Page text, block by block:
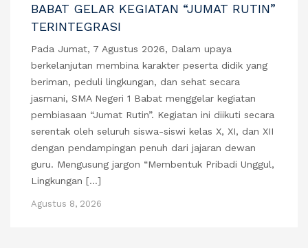
BABAT GELAR KEGIATAN “JUMAT RUTIN”
TERINTEGRASI
Pada Jumat, 7 Agustus 2026, Dalam upaya
berkelanjutan membina karakter peserta didik yang
beriman, peduli lingkungan, dan sehat secara
jasmani, SMA Negeri 1 Babat menggelar kegiatan
pembiasaan “Jumat Rutin”. Kegiatan ini diikuti secara
serentak oleh seluruh siswa-siswi kelas X, XI, dan XII
dengan pendampingan penuh dari jajaran dewan
guru. Mengusung jargon “Membentuk Pribadi Unggul,
Lingkungan […]
Agustus 8, 2026